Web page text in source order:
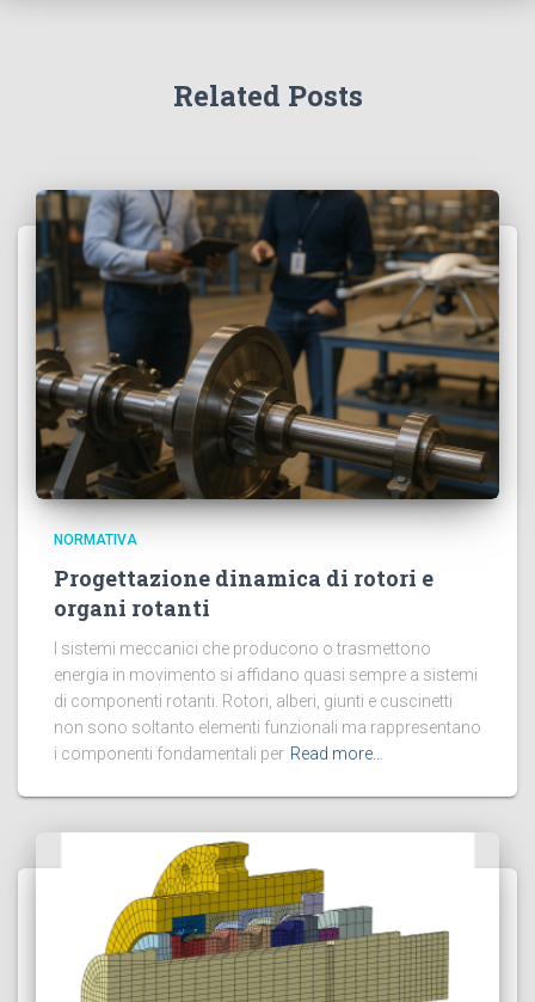
Related Posts
NORMATIVA
Progettazione dinamica di rotori e
organi rotanti
I sistemi meccanici che producono o trasmettono
energia in movimento si affidano quasi sempre a sistemi
di componenti rotanti. Rotori, alberi, giunti e cuscinetti
non sono soltanto elementi funzionali ma rappresentano
i componenti fondamentali per Read more…